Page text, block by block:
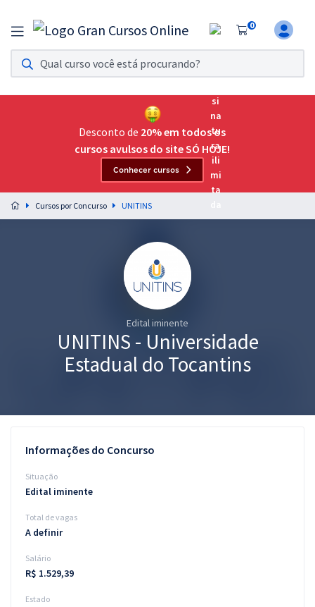
0
Assinatura Ilimitada 11
Acesso a todos os cursos. Teste grátis por 7 dias!
Assinatura OAB Até Passar
Acesso ilimitado a toda preparação para o Exame da
Preparação completa e intensiva para as principais
residências em saúde do Brasil
Graduação
Conteúdo gratuito
Blog
Desconto de 20% em todos os
cursos avulsos do site SÓ HOJE!
Conhecer cursos
Cursos por Concurso UNITINS
Edital iminente
UNITINS - Universidade
Estadual do Tocantins
Informações do Concurso
Situação
Edital iminente
Total de vagas
A definir
Salário
R$ 1.529,39
Estado